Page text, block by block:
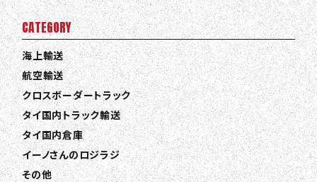
CATEGORY
海上輸送
航空輸送
クロスボーダートラック
タイ国内トラック輸送
タイ国内倉庫
イーノさんのロジラジ
その他